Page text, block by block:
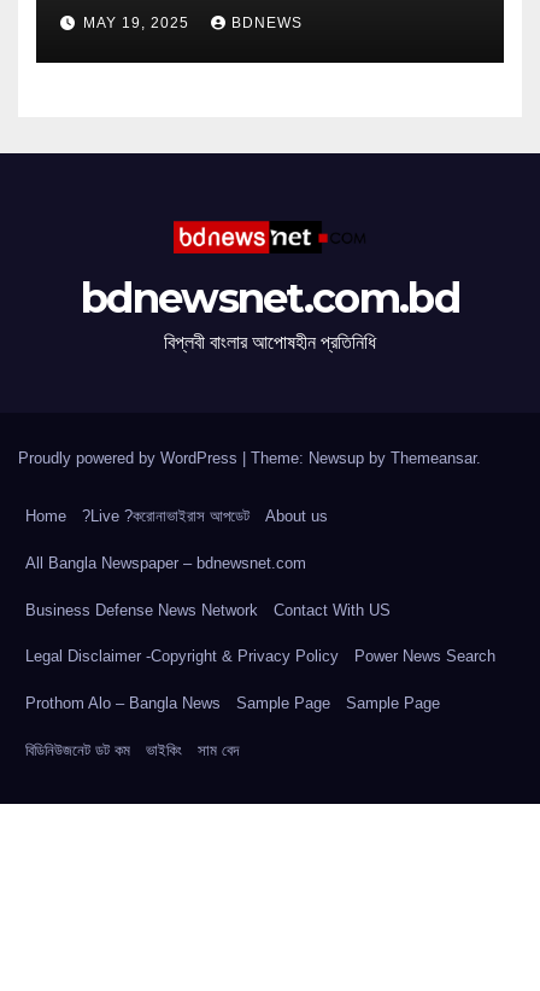
MAY 19, 2025 BDNEWS
bdnewsnet.com.bd
বিপ্লবী বাংলার আপোষহীন প্রতিনিধি
Proudly powered by WordPress | Theme: Newsup by Themeansar.
Home ?Live ?করোনাভাইরাস আপডেট About us
All Bangla Newspaper – bdnewsnet.com
Business Defense News Network Contact With US
Legal Disclaimer -Copyright & Privacy Policy Power News Search
Prothom Alo – Bangla News Sample Page Sample Page
বিডিনিউজনেট ডট কম ভাইকিং সাম বেদ